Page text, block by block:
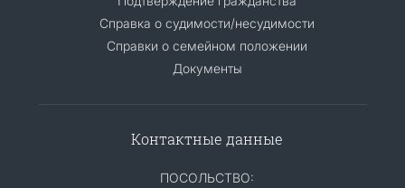
Справка о судимости/несудимости
Cправки о семейном положении
Документы
Контактные данные
ПОСОЛЬСТВО: